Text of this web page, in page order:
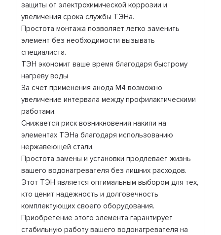
защиты от электрохимической коррозии и
увеличения срока службы ТЭНа.
Простота монтажа позволяет легко заменить
элемент без необходимости вызывать
специалиста.
ТЭН экономит ваше время благодаря быстрому
нагреву воды
За счет применения анода М4 возможно
увеличение интервала между профилактическими
работами.
Снижается риск возникновения накипи на
элементах ТЭНа благодаря использованию
нержавеющей стали.
Простота замены и установки продлевает жизнь
вашего водонагревателя без лишних расходов.
Этот ТЭН является оптимальным выбором для тех,
кто ценит надежность и долговечность
комплектующих своего оборудования.
Приобретение этого элемента гарантирует
стабильную работу вашего водонагревателя на